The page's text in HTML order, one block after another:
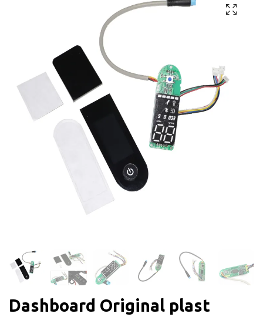
Dashboard Original plast